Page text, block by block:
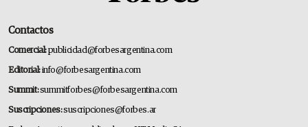
Contactos
Comercial:publicidad@forbesargentina.com
Editorial:info@forbesargentina.com
Summit:summitforbes@forbesargentina.com
Suscripciones:suscripciones@forbes.ar